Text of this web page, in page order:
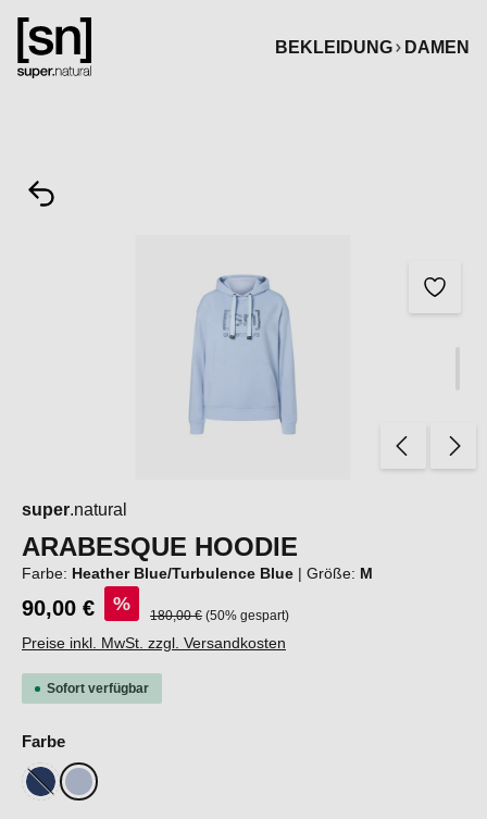
springen
BEKLEIDUNG
DAMEN
super.natural
ARABESQUE HOODIE
Farbe: Heather Blue/Turbulence Blue | Größe: M
90,00 € % Regulärer Preis:
180,00 € (50% gespart)
Preise inkl. MwSt. zzgl. Versandkosten
Sofort verfügbar
Farbeauswählen
Blueberry/Fresh White
(Diese Option ist zurzeit nicht verfügbar.)
Heather Blue/Turbulence Blue